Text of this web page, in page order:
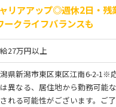
ャリアアップ◎週休2日・残
クライフバランスも
27万円以上
県新潟市東区東区江南6-2-1※
異なる、居住地から勤務可能
れる可能性がございます。ご